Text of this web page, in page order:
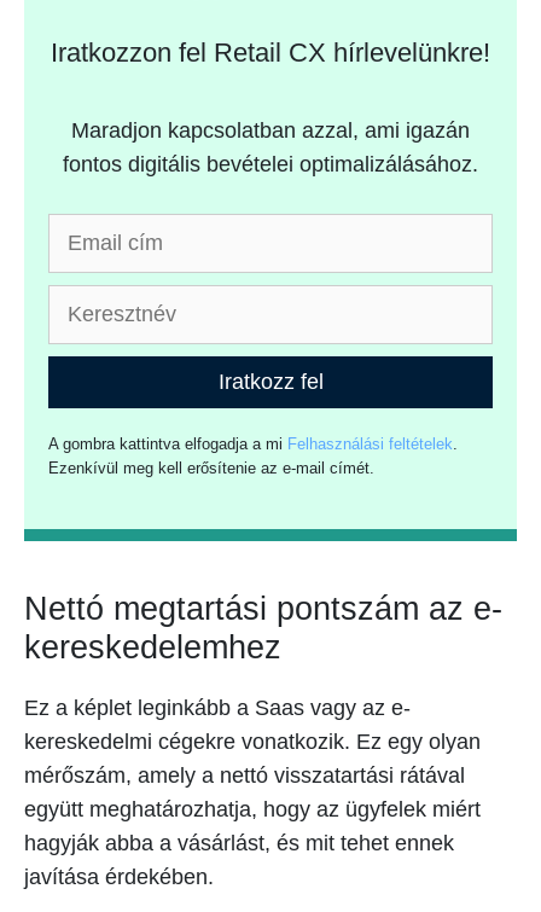
Iratkozzon fel Retail CX hírlevelünkre!
Maradjon kapcsolatban azzal, ami igazán
fontos digitális bevételei optimalizálásához.
Iratkozz fel
A gombra kattintva elfogadja a mi Felhasználási feltételek
Ezenkívül meg kell erősítenie az e-mail címét.
Nettó megtartási pontszám az e-
kereskedelemhez
Ez a képlet leginkább a Saas vagy az e-
kereskedelmi cégekre vonatkozik. Ez egy olyan
mérőszám, amely a nettó visszatartási rátával
együtt meghatározhatja, hogy az ügyfelek miért
hagyják abba a vásárlást, és mit tehet ennek
javítása érdekében.